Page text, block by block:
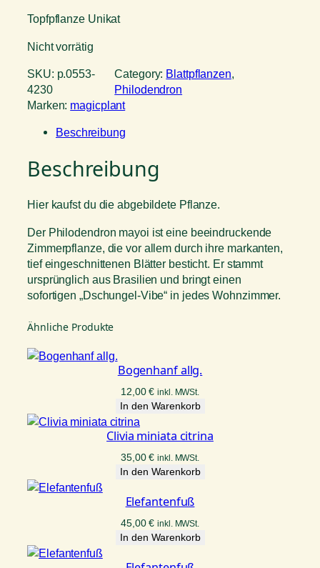
Topfpflanze Unikat
Nicht vorrätig
SKU: p.0553-
4230
Category: Blattpflanzen
Philodendron
Marken: magicplant
Beschreibung
Beschreibung
Hier kaufst du die abgebildete Pflanze.
Der Philodendron mayoi ist eine beeindruckende
Zimmerpflanze, die vor allem durch ihre markanten,
tief eingeschnittenen Blätter besticht. Er stammt
ursprünglich aus Brasilien und bringt einen
sofortigen „Dschungel-Vibe“ in jedes Wohnzimmer.
Ähnliche Produkte
Bogenhanf allg.
12,00€ inkl. MWSt.
In den Warenkorb
Clivia miniata citrina
35,00€ inkl. MWSt.
In den Warenkorb
Elefantenfuß
45,00€ inkl. MWSt.
In den Warenkorb